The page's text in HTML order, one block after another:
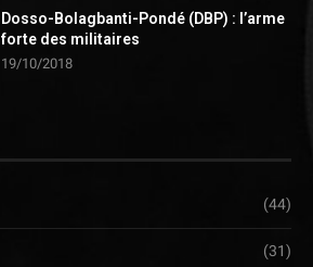
Dosso-Bolagbanti-Pondé (DBP) : l’arme
forte des militaires
19/10/2018
(44)
(31)